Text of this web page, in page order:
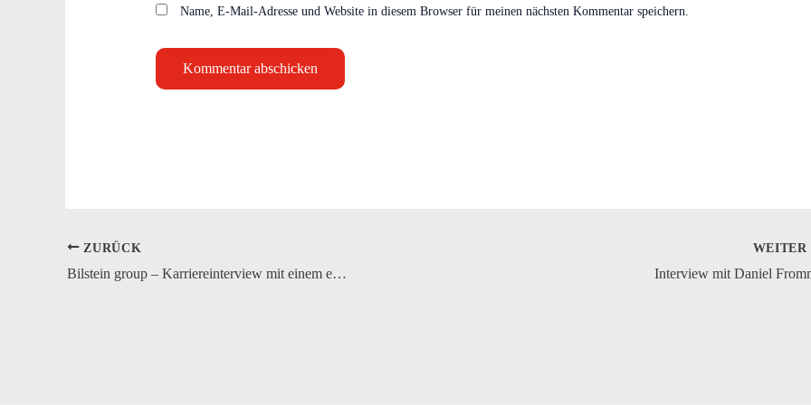
Name, E-Mail-Adresse und Website in diesem Browser für meinen nächsten Kommentar speichern.
ZURÜCK
Bilstein group – Karriereinterview mit einem ehemaligen Logistik-Azubi
WEITER
Interview mit Daniel